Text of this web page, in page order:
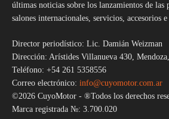
últimas noticias sobre los lanzamientos de las
salones internacionales, servicios, accesorios
Director periodístico: Lic. Damián Weizman
Dirección: Arístides Villanueva 430,
Teléfono: +54 261 5358556
Correo electrónico: info@cuyomotor.com.ar
©2026 CuyoMotor - ®Todos los derechos
Marca registrada №: 3.700.020